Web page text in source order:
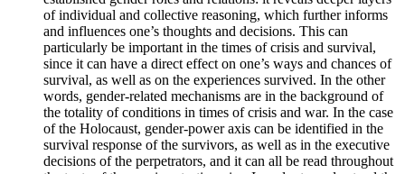
of individual and collective reasoning, which further informs
and influences one’s thoughts and decisions. This can
particularly be important in the times of crisis and survival,
since it can have a direct effect on one’s ways and chances of
survival, as well as on the experiences survived. In the other
words, gender-related mechanisms are in the background of
the totality of conditions in times of crisis and war. In the case
of the Holocaust, gender-power axis can be identified in the
survival response of the survivors, as well as in the executive
decisions of the perpetrators, and it can all be read throughout